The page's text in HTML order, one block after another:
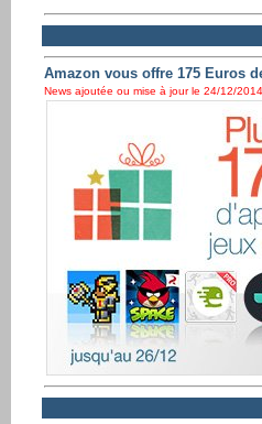
Amazon vous offre 175 Euros
News ajoutée ou mise à jour le 24/12/